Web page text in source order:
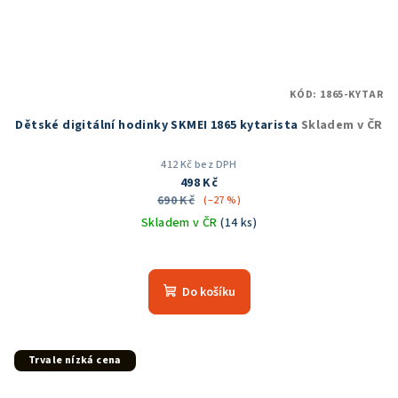
Dětské digitální hodinky SKMEI 1865 kytarista Skladem v ČR
412 Kč bez DPH
498 Kč
690 Kč (–27 %)
Skladem v ČR(14 ks)
hodnocení
produktu
Do košíku
KÓD: 1865-KYTAR
Trvale nízká cena